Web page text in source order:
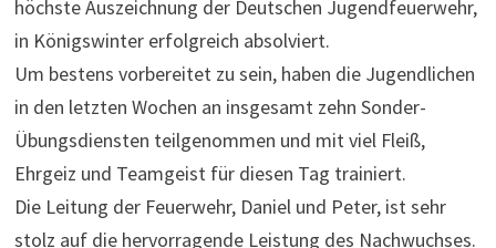
höchste Auszeichnung der Deutschen Jugendfeuerwehr,
in Königswinter erfolgreich absolviert.
Um bestens vorbereitet zu sein, haben die Jugendlichen
in den letzten Wochen an insgesamt zehn Sonder-
Übungsdiensten teilgenommen und mit viel Fleiß,
Ehrgeiz und Teamgeist für diesen Tag trainiert.
Die Leitung der Feuerwehr, Daniel und Peter, ist sehr
stolz auf die hervorragende Leistung des Nachwuchses.